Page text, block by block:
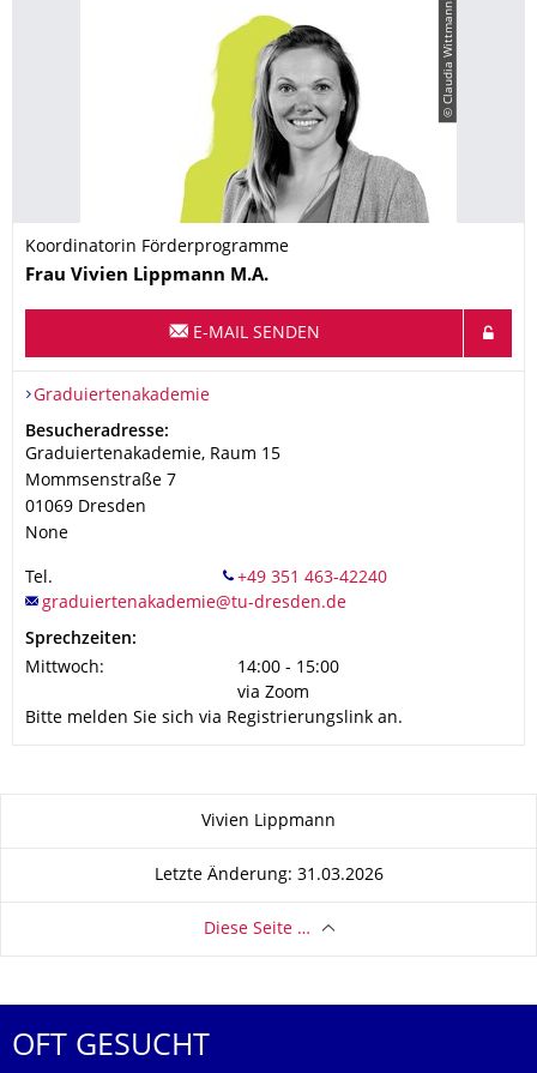
© Claudia Wittmann
Koordinatorin Förderprogramme
Name
Frau Vivien Lippmann M.A.
E-MAIL SENDEN
Organisationsname
Graduiertenakademie
Graduiertenakademie
Adresse
Besucheradresse:
Graduiertenakademie, Raum 15
Mommsenstraße 7
01069 Dresden
None
Tel.
Sprechzeiten:
Mittwoch:
14:00 - 15:00
via Zoom
Bitte melden Sie sich via Registrierungslink an.
Vivien Lippmann
Letzte Änderung: 31.03.2026
Diese Seite …
OFT GESUCHT